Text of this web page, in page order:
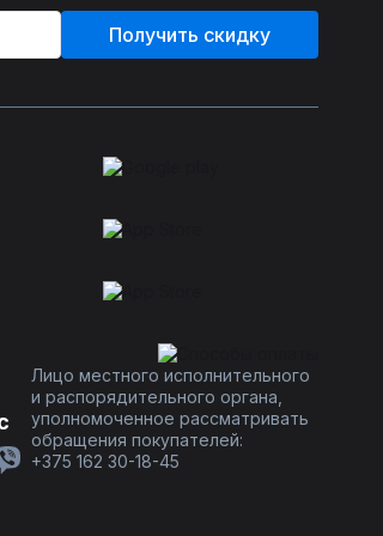
Получить скидку
Лицо местного исполнительного
и распорядительного органа,
уполномоченное рассматривать
обращения покупателей:
+375 162 30-18-45